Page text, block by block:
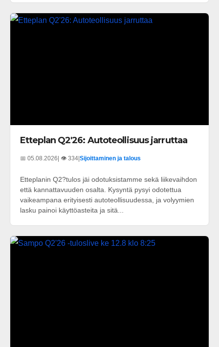
Etteplan Q2'26: Autoteollisuus jarruttaa
📅 05.08.2026| 👁️ 334|Sijoittaminen ja talous
Etteplanin Q2?tulos jäi odotuksistamme sekä liikevaihdon
että kannattavuuden osalta. Kysyntä pysyi odotettua
vaikeampana erityisesti autoteollisuudessa, ja volyymien
lasku painoi käyttöasteita ja sitä...